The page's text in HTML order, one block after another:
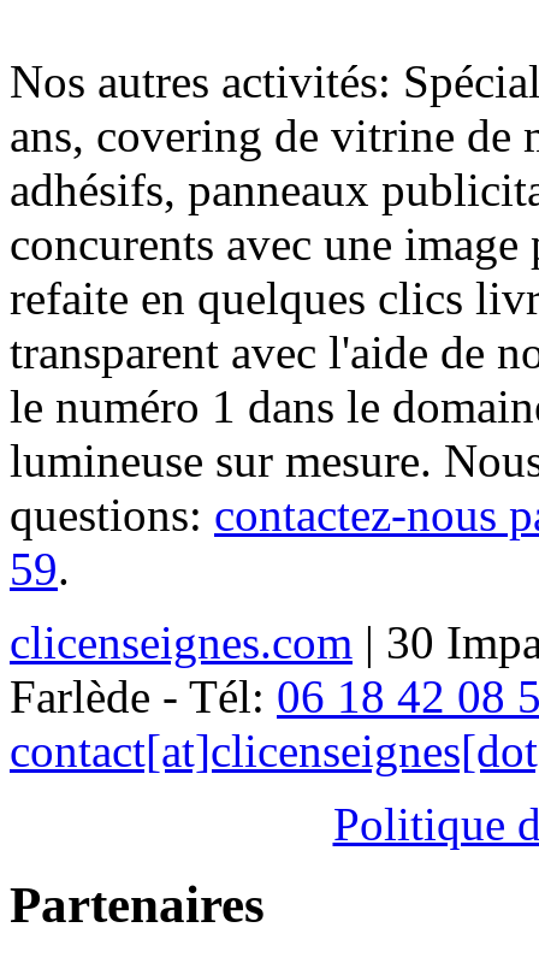
Nos autres activités:
ans, covering de vitrine de
adhésifs, panneaux
concurents avec une
refaite en quelques clics
transparent avec l'aide de
le numéro 1 dans le
lumineuse sur mesure.
questions: contactez-nous
59.
clicenseignes.com | 30
Farlède - Tél: 06 18 42 08
Politique
Partenaires